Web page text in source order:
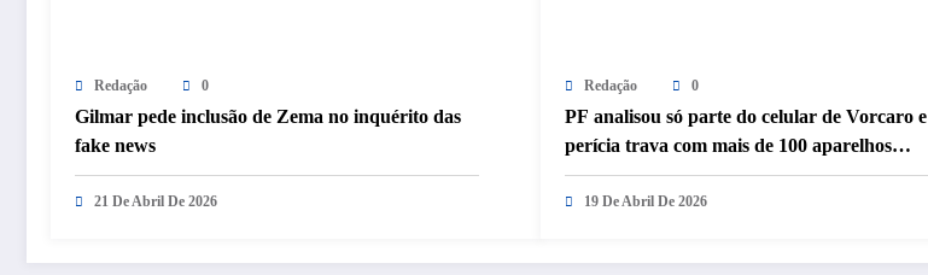
Redação 0
Gilmar pede inclusão de Zema no inquérito das
fake news
21 De Abril De 2026
Redação 0
PF analisou só parte do celular de Vorcaro e
perícia trava com mais de 100 aparelhos
apreendidos
19 De Abril De 2026